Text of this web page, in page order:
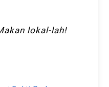
lokal-lah!